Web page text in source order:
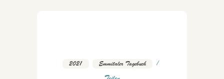
2021 Emmitaler Tagebuch